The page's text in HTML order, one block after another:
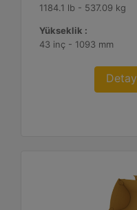
1184.1 lb - 537.09 kg
Yükseklik :
43 inç - 1093 mm
Detay